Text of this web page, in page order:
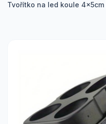
Tvořítko na led koule